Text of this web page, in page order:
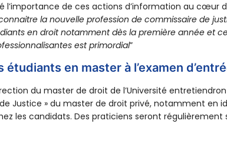
l’importance de ces actions d’information au cœur
la nouvelle profession de commissaire de
en droit notamment dès la première année et
est primordial”
en master à l’examen
du master de droit de l’Université
Justice » du master de droit privé, notamment en
les candidats. Des praticiens seront